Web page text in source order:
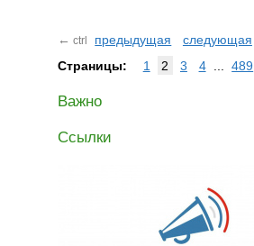
← ctrl предыдущая следующая
Страницы:
1 2 3 4 489
Важно
Ссылки